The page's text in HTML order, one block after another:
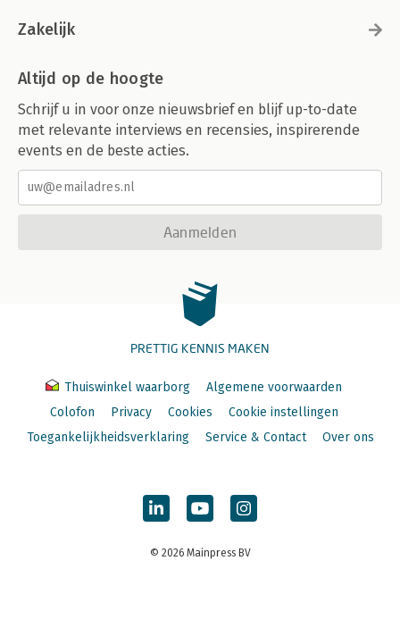
Zakelijk
Altijd op de hoogte
Schrijf u in voor onze nieuwsbrief en blijf up-to-date
met relevante interviews en recensies, inspirerende
events en de beste acties.
Aanmelden
PRETTIG KENNIS MAKEN
Thuiswinkel waarborg
Algemene voorwaarden
Colofon
Privacy Cookies
Cookie instellingen
Toegankelijkheidsverklaring
Service & Contact Over ons
© 2026 Mainpress BV